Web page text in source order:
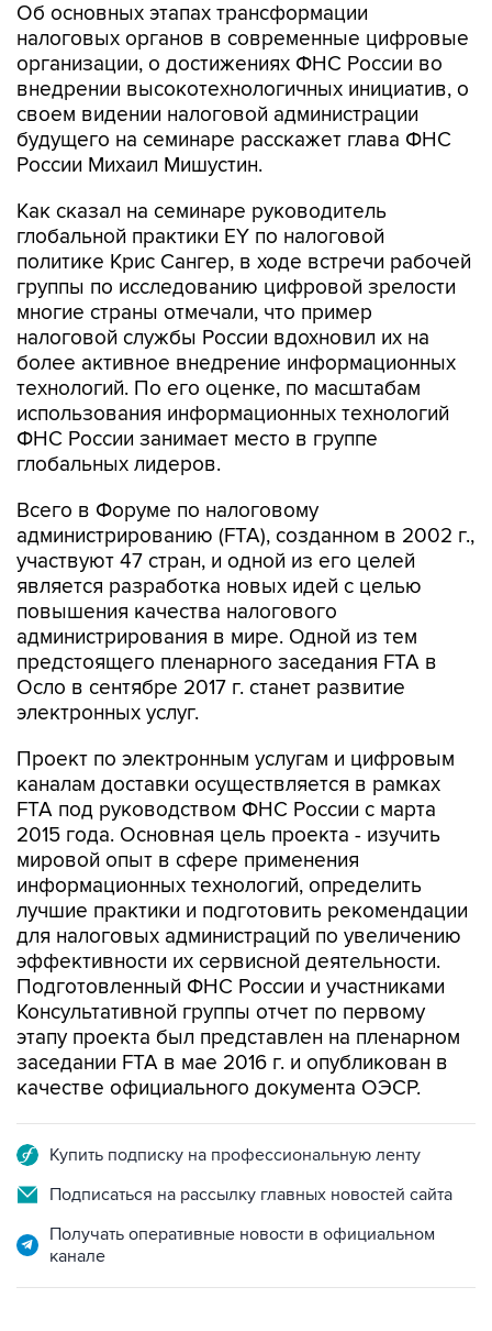
Об основных этапах трансформации
налоговых органов в современные цифровые
организации, о достижениях ФНС России во
внедрении высокотехнологичных инициатив, о
своем видении налоговой администрации
будущего на семинаре расскажет глава ФНС
России Михаил Мишустин.
Как сказал на семинаре руководитель
глобальной практики EY по налоговой
политике Крис Сангер, в ходе встречи рабочей
группы по исследованию цифровой зрелости
многие страны отмечали, что пример
налоговой службы России вдохновил их на
более активное внедрение информационных
технологий. По его оценке, по масштабам
использования информационных технологий
ФНС России занимает место в группе
глобальных лидеров.
Всего в Форуме по налоговому
администрированию (FTA), созданном в 2002 г.,
участвуют 47 стран, и одной из его целей
является разработка новых идей с целью
повышения качества налогового
администрирования в мире. Одной из тем
предстоящего пленарного заседания FTA в
Осло в сентябре 2017 г. станет развитие
электронных услуг.
Проект по электронным услугам и цифровым
каналам доставки осуществляется в рамках
FTA под руководством ФНС России с марта
2015 года. Основная цель проекта - изучить
мировой опыт в сфере применения
информационных технологий, определить
лучшие практики и подготовить рекомендации
для налоговых администраций по увеличению
эффективности их сервисной деятельности.
Подготовленный ФНС России и участниками
Консультативной группы отчет по первому
этапу проекта был представлен на пленарном
заседании FTA в мае 2016 г. и опубликован в
качестве официального документа ОЭСР.
Купить подписку на профессиональную ленту
Подписаться на рассылку главных новостей сайта
Получать оперативные новости в официальном
канале